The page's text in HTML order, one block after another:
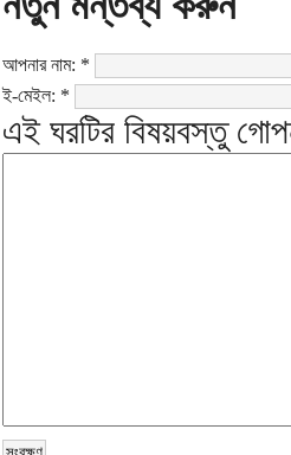
আপনার নাম: *
ই-মেইল: *
এই ঘরটির বিষয়বস্তু